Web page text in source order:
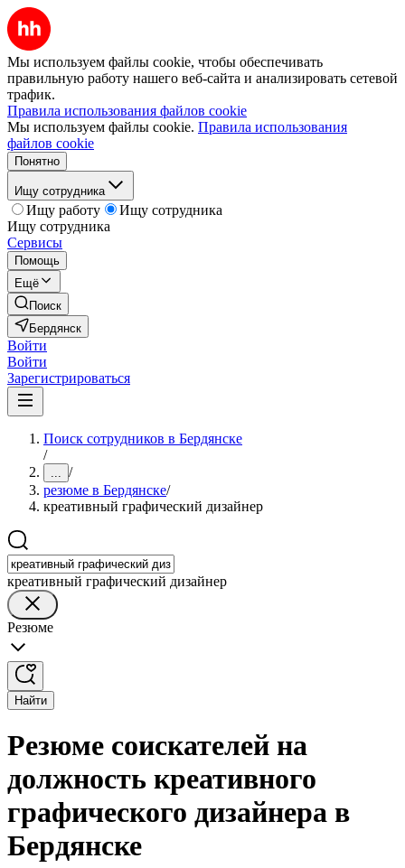
Мы используем файлы cookie, чтобы обеспечивать
правильную работу нашего веб-сайта и анализировать сетевой
трафик.
Правила использования файлов cookie
Мы используем файлы cookie. Правила использования
файлов cookie
Понятно
Ищу сотрудника
Ищу работу
Ищу сотрудника
Ищу сотрудника
Сервисы
Помощь
Ещё
Поиск
Бердянск
Войти
Войти
Зарегистрироваться
Поиск сотрудников в Бердянске
/
... /
резюме в Бердянске/
креативный графический дизайнер
креативный графический дизайнер
Резюме
Найти
Резюме соискателей на
должность креативного
графического дизайнера в
Бердянске